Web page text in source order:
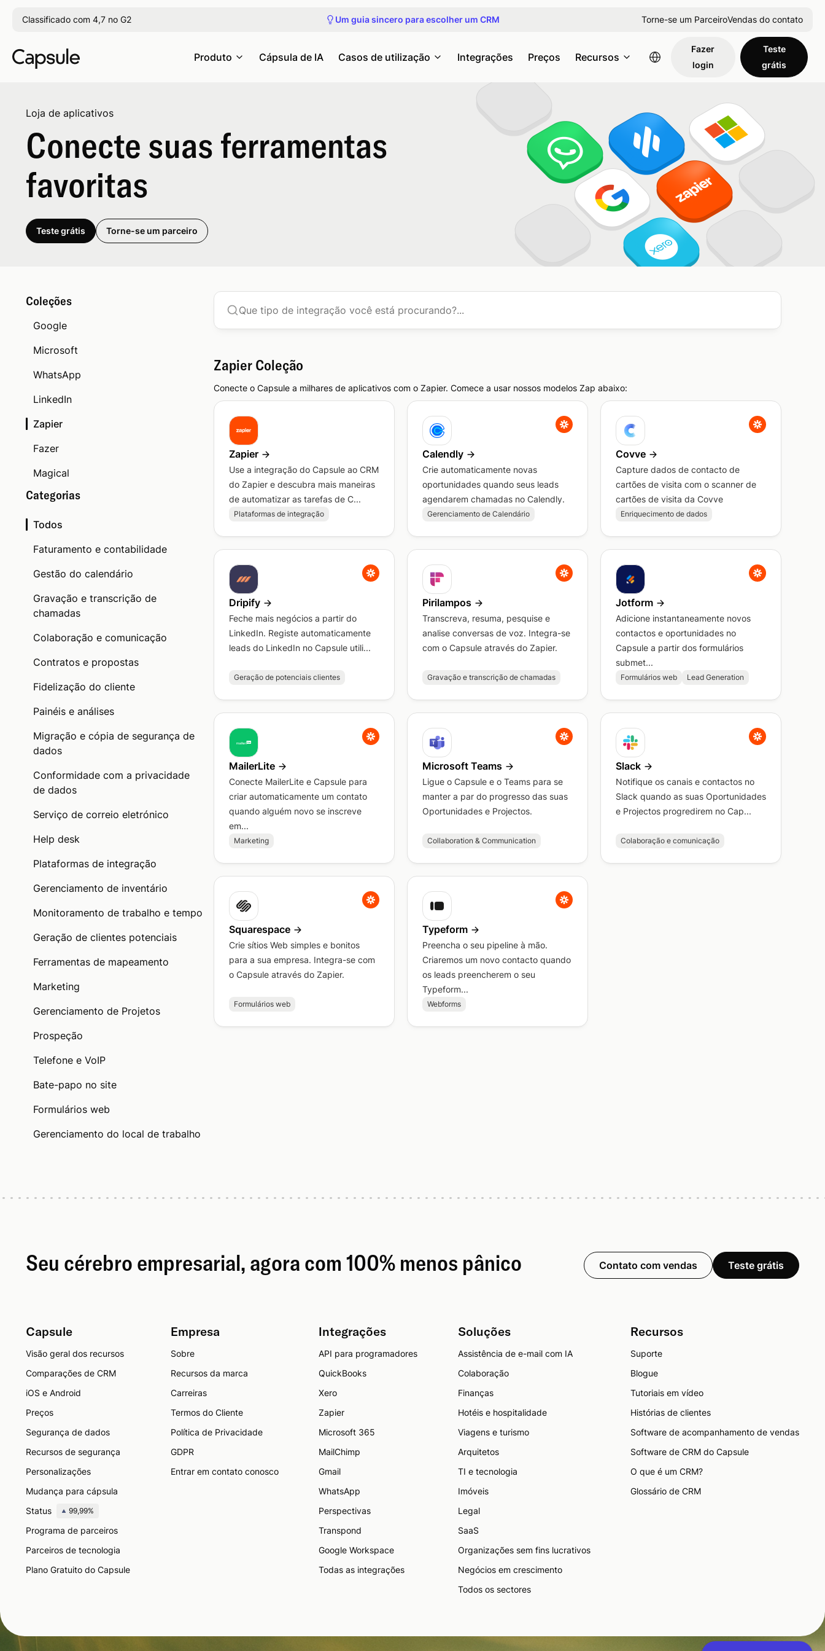
Classificado com 4,7 no G2
Um guia sincero para escolher um CRM
Torne-se um ParceiroVendas do contato
Produto Cápsula de IA Casos de utilização Integrações Preços Recursos
Fazer
login
Teste
grátis
Loja de aplicativos
Conecte suas ferramentas
favoritas
Teste grátis Torne-se um parceiro
Coleções
Google
Microsoft
WhatsApp
LinkedIn
Zapier
Fazer
Magical
Categorias
Todos
Faturamento e contabilidade
Gestão do calendário
Gravação e transcrição de
chamadas
Colaboração e comunicação
Contratos e propostas
Fidelização do cliente
Painéis e análises
Migração e cópia de segurança de
dados
Conformidade com a privacidade
de dados
Serviço de correio eletrónico
Help desk
Plataformas de integração
Gerenciamento de inventário
Monitoramento de trabalho e tempo
Geração de clientes potenciais
Ferramentas de mapeamento
Marketing
Gerenciamento de Projetos
Prospeção
Telefone e VoIP
Bate-papo no site
Formulários web
Gerenciamento do local de trabalho
Zapier Coleção
Conecte o Capsule a milhares de aplicativos com o Zapier. Comece a usar nossos modelos Zap abaixo:
Zapier
Use a integração do Capsule ao CRM
do Zapier e descubra mais maneiras
de automatizar as tarefas de C...
Plataformas de integração
Calendly
Crie automaticamente novas
oportunidades quando seus leads
agendarem chamadas no Calendly.
Gerenciamento de Calendário
Covve
Capture dados de contacto de
cartões de visita com o scanner de
cartões de visita da Covve
Enriquecimento de dados
Dripify
Feche mais negócios a partir do
LinkedIn. Registe automaticamente
leads do LinkedIn no Capsule utili...
Geração de potenciais clientes
Pirilampos
Transcreva, resuma, pesquise e
analise conversas de voz. Integra-se
com o Capsule através do Zapier.
Gravação e transcrição de chamadas
Jotform
Adicione instantaneamente novos
contactos e oportunidades no
Capsule a partir dos formulários
submet...
Formulários web Lead Generation
MailerLite
Conecte MailerLite e Capsule para
criar automaticamente um contato
quando alguém novo se inscreve
em...
Marketing
Microsoft Teams
Ligue o Capsule e o Teams para se
manter a par do progresso das suas
Oportunidades e Projectos.
Collaboration & Communication
Slack
Notifique os canais e contactos no
Slack quando as suas Oportunidades
e Projectos progredirem no Cap...
Colaboração e comunicação
Squarespace
Crie sítios Web simples e bonitos
para a sua empresa. Integra-se com
o Capsule através do Zapier.
Formulários web
Typeform
Preencha o seu pipeline à mão.
Criaremos um novo contacto quando
os leads preencherem o seu
Typeform...
Webforms
Seu cérebro empresarial, agora com 100% menos pânico Contato com vendas Teste grátis
Capsule
Visão geral dos recursos
Comparações de CRM
iOS e Android
Preços
Segurança de dados
Recursos de segurança
Personalizações
Mudança para cápsula
Status
99,99%
Programa de parceiros
Parceiros de tecnologia
Plano Gratuito do Capsule
Empresa
Sobre
Recursos da marca
Carreiras
Termos do Cliente
Política de Privacidade
GDPR
Entrar em contato conosco
Integrações
API para programadores
QuickBooks
Xero
Zapier
Microsoft 365
MailChimp
Gmail
WhatsApp
Perspectivas
Transpond
Google Workspace
Todas as integrações
Soluções
Assistência de e-mail com IA
Colaboração
Finanças
Hotéis e hospitalidade
Viagens e turismo
Arquitetos
TI e tecnologia
Imóveis
Legal
SaaS
Organizações sem fins lucrativos
Negócios em crescimento
Todos os sectores
Recursos
Suporte
Blogue
Tutoriais em vídeo
Histórias de clientes
Software de acompanhamento de vendas
Software de CRM do Capsule
O que é um CRM?
Glossário de CRM